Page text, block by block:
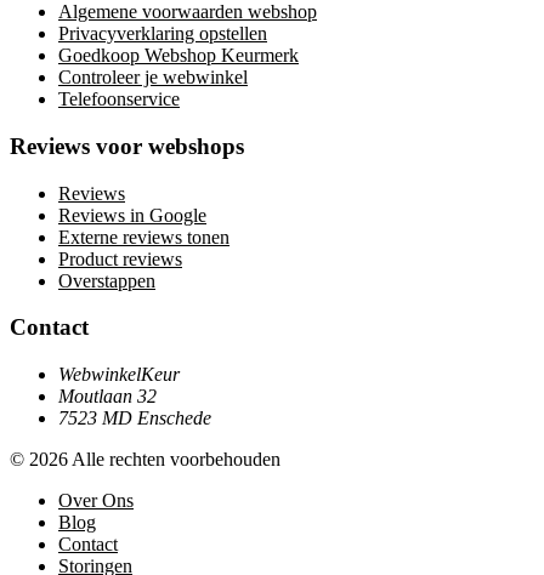
Algemene voorwaarden webshop
Privacyverklaring opstellen
Goedkoop Webshop Keurmerk
Controleer je webwinkel
Telefoonservice
Reviews voor webshops
Reviews
Reviews in Google
Externe reviews tonen
Product reviews
Overstappen
Contact
WebwinkelKeur
Moutlaan 32
7523 MD Enschede
© 2026 Alle rechten voorbehouden
Over Ons
Blog
Contact
Storingen